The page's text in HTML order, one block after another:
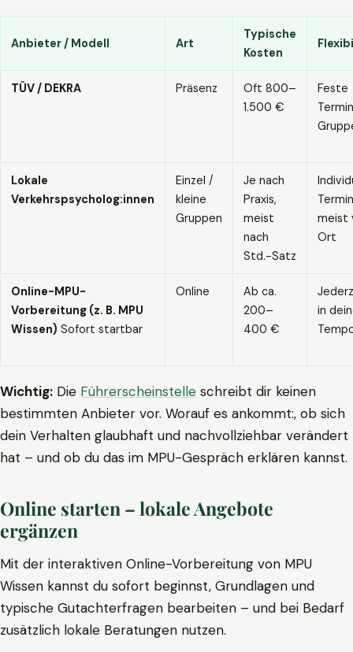
Anbieter / Modell Art
Typische
Kosten
TÜV / DEKRA Präsenz
Oft 800–
1.500 €
Feste
Lokale
Verkehrspsycholog:innen
Einzel /
kleine
Gruppen
Je nach
Praxis,
meist
nach
Std.-Satz
meist
Ort
Online-MPU-
Vorbereitung (z. B. MPU
Wissen) Sofort startbar
Online
Ab ca.
200–
400 €
in
Wichtig: Die Führerscheinstelle schreibt dir keinen
bestimmten Anbieter vor. Worauf es ankommt:, ob sich
dein Verhalten glaubhaft und nachvollziehbar verändert
hat – und ob du das im MPU-Gespräch erklären kannst.
Online starten – lokale Angebote
ergänzen
Mit der interaktiven Online-Vorbereitung von MPU
Wissen kannst du sofort beginnst, Grundlagen und
typische Gutachterfragen bearbeiten – und bei Bedarf
zusätzlich lokale Beratungen nutzen.